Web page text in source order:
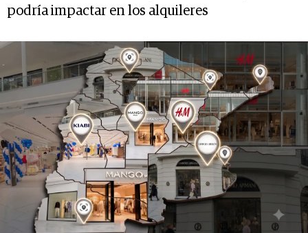
podría impactar en los alquileres